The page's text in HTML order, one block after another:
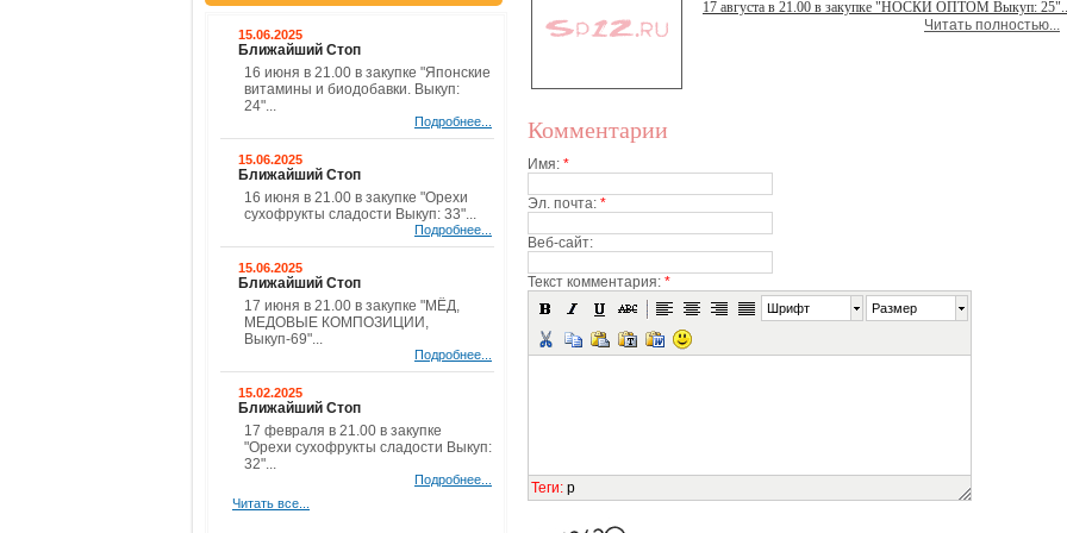
17 августа в 21.00 в закупке "НОСКИ ОПТОМ Выкуп:
Читать полностью...
Комментарии
Имя: *
Эл. почта: *
Веб-сайт:
Текст комментария: *
Шрифт Размер
Теги: p
15.06.2025
Ближайший Стоп
16 июня в 21.00 в закупке "Японские
витамины и биодобавки. Выкуп:
24"...
Подробнее...
15.06.2025
Ближайший Стоп
16 июня в 21.00 в закупке "Орехи
сухофрукты сладости Выкуп: 33"...
Подробнее...
15.06.2025
Ближайший Стоп
17 июня в 21.00 в закупке "МЁД,
МЕДОВЫЕ КОМПОЗИЦИИ,
Выкуп-69"...
Подробнее...
15.02.2025
Ближайший Стоп
17 февраля в 21.00 в закупке
"Орехи сухофрукты сладости Выкуп:
32"...
Подробнее...
Читать все...